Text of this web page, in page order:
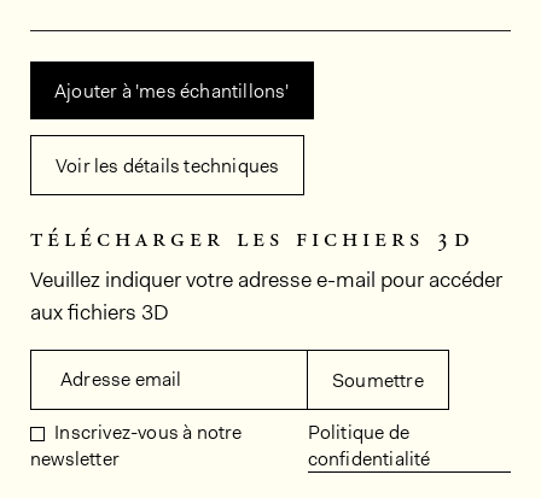
Ajouter à 'mes échantillons'
Voir les détails techniques
télécharger les fichiers 3d
Veuillez indiquer votre adresse e-mail pour accéder
aux fichiers 3D
Adresse email Soumettre
Inscrivez-vous à notre
newsletter
Politique de
confidentialité